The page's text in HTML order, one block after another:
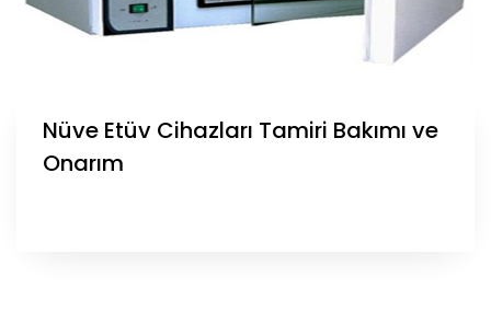
Nüve Etüv Cihazları Tamiri Bakımı ve
Onarım